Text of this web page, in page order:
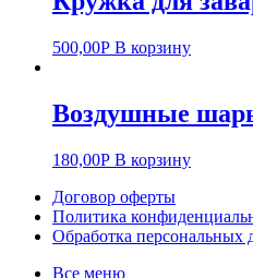
500,00Р В корзину
Воздушные
180,00Р В корзину
Договор оферты
Политика
Обработка персональных
Все меню